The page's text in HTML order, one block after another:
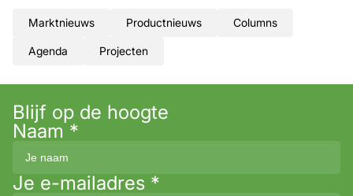
Marktnieuws Productnieuws Columns
Agenda Projecten
Blijf op de hoogte
Naam *
Je e-mailadres *